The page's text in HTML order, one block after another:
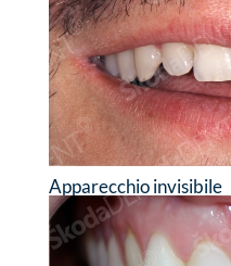
Apparecchio invisibile